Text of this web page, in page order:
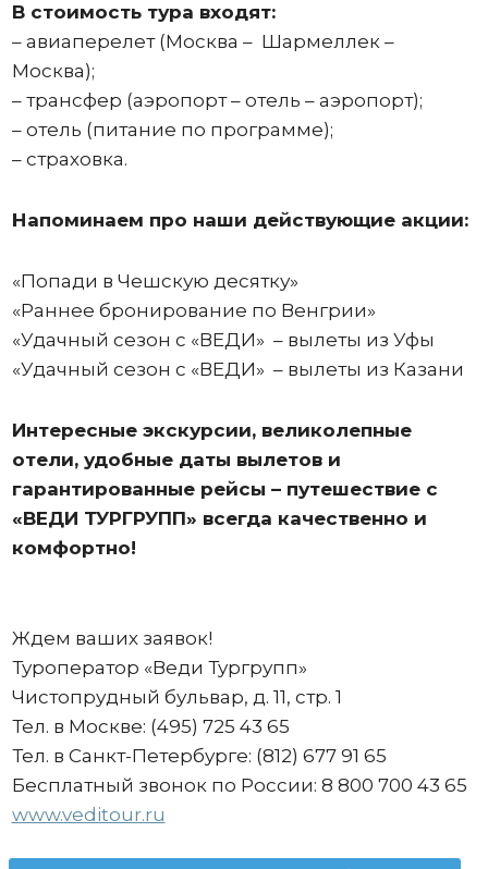
В стоимость тура входят:
– авиаперелет (Москва – Шармеллек –
Москва);
– трансфер (аэропорт – отель – аэропорт);
– отель (питание по программе);
– страховка.
Напоминаем про наши действующие акции:
«Попади в Чешскую десятку»
«Раннее бронирование по Венгрии»
«Удачный сезон с «ВЕДИ» – вылеты из Уфы
«Удачный сезон с «ВЕДИ» – вылеты из Казани
Интересные экскурсии, великолепные
отели, удобные даты вылетов и
гарантированные рейсы – путешествие с
«ВЕДИ ТУРГРУПП» всегда качественно и
комфортно!
Ждем ваших заявок!
Туроператор «Веди Тургрупп»
Чистопрудный бульвар, д. 11, стр. 1
Тел. в Москве: (495) 725 43 65
Тел. в Санкт-Петербурге: (812) 677 91 65
Бесплатный звонок по России: 8 800 700 43 65
www.veditour.ru